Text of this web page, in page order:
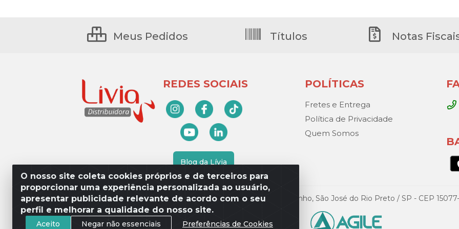
O nosso site coleta cookies próprios e de terceiros para
proporcionar uma experiência personalizada ao usuário,
apresentar publicidade relevante de acordo com o seu
perfil e melhorar a qualidade do nosso site.
Aceito Negar não essenciais Preferências de Cookies
Meus Pedidos Títulos Notas
REDES SOCIAIS
Blog da Lívia
POLÍTICAS
Fretes e Entrega
Política de Privacidade
Quem Somos
Lívia Distribuidora - Av. Percy Gandini, 329 – Vila Toninho, São José do Rio Preto / SP - CEP